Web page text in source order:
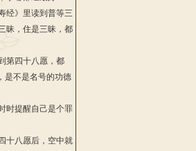
经》里读到普等三
昧，住是三昧，都
第四十八愿，都
是不是名号的功德
时提醒自己是个罪
十八愿后，空中就